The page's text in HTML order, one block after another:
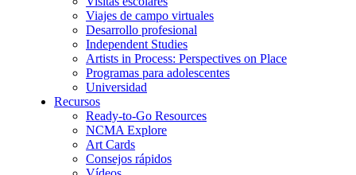
Viajes de campo virtuales
Desarrollo profesional
Independent Studies
Artists in Process: Perspectives on Place
Programas para adolescentes
Universidad
Recursos
Ready-to-Go Resources
NCMA Explore
Art Cards
Consejos rápidos